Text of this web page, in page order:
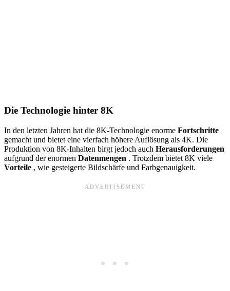
Die Technologie hinter 8K
In den letzten Jahren hat die 8K-Technologie enorme Fortschritte
gemacht und bietet eine vierfach höhere Auflösung als 4K. Die
Produktion von 8K-Inhalten birgt jedoch auch Herausforderungen
aufgrund der enormen Datenmengen . Trotzdem bietet 8K viele
Vorteile , wie gesteigerte Bildschärfe und Farbgenauigkeit.